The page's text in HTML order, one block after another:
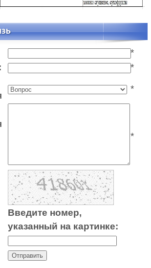
*
*
*
*
Введите номер,
указанный на картинке: